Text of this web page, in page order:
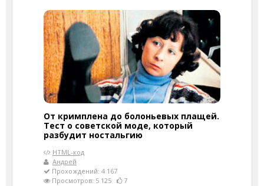
От кримплена до болоньевых плащей.
Тест о советской моде, который
разбудит ностальгию
HTML-код
Андрей
Прохождений: 4 167
Просмотров: 5 125
7